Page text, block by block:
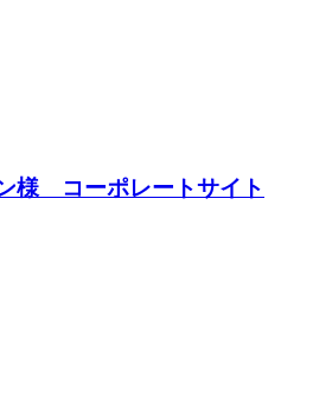
様 コーポレートサイト